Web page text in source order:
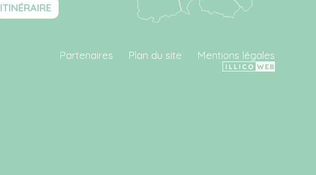
ITINÉRAIRE
Partenaires Plan du site Mentions légales